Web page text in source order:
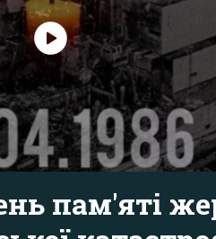
пам'яті